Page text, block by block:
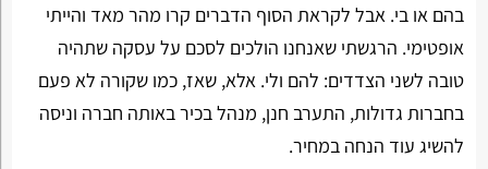
בהם או בי. אבל לקראת הסוף הדברים קרו מהר מאד והייתי
אופטימי. הרגשתי שאנחנו הולכים לסכם על עסקה שתהיה
טובה לשני הצדדים: להם ולי. אלא, שאז, כמו שקורה לא פעם
בחברות גדולות, התערב חנן, מנהל בכיר באותה חברה וניסה
להשיג עוד הנחה במחיר.